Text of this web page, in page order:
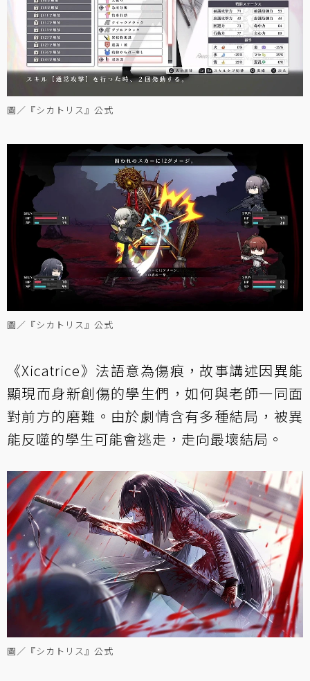
圖／『シカトリス』公式
圖／『シカトリス』公式
《Xicatrice》法語意為傷痕，故事講述因異能
顯現而身新創傷的學生們，如何與老師一同面
對前方的磨難。由於劇情含有多種結局，被異
能反噬的學生可能會逃走，走向最壞結局。
圖／『シカトリス』公式